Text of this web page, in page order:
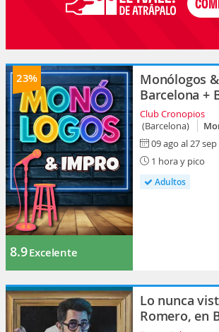
23%
8.9Excelente
Monólogos
Barcelona +
Club Cronopios
(Barcelona)
09 ago al 27 sep
1 hora y pico
Adultos
Lo nunca
Romero, en